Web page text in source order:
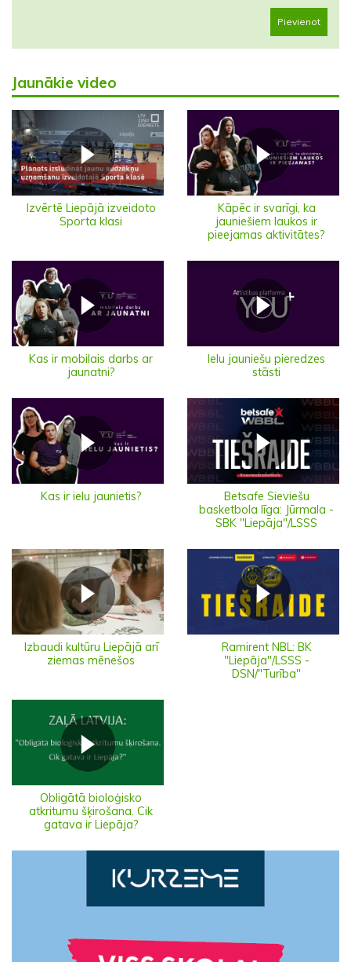
Pievienot
Jaunākie video
Izvērtē Liepājā izveidoto
Sporta klasi
Kāpēc ir svarīgi, ka
jauniešiem laukos ir
pieejamas aktivitātes?
Kas ir mobilais darbs ar
jaunatni?
Ielu jauniešu pieredzes
stāsti
Kas ir ielu jaunietis?
Betsafe Sieviešu
basketbola līga: Jūrmala -
SBK "Liepāja"/LSSS
Izbaudi kultūru Liepājā arī
ziemas mēnešos
Ramirent NBL: BK
"Liepāja"/LSSS -
DSN/"Turība"
Obligātā bioloģisko
atkritumu šķirošana. Cik
gatava ir Liepāja?